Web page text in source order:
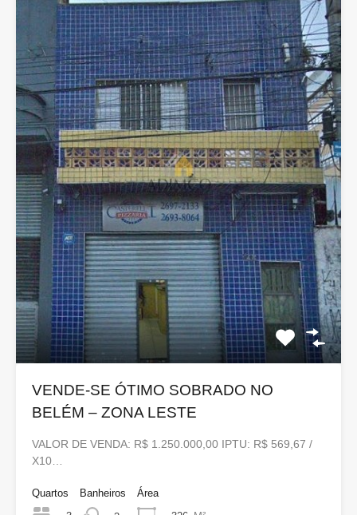
VENDE-SE ÓTIMO SOBRADO NO
BELÉM – ZONA LESTE
VALOR DE VENDA: R$ 1.250.000,00 IPTU: R$ 569,67 /
X10…
Quartos
Banheiros
Área